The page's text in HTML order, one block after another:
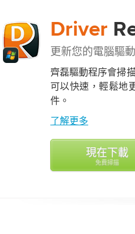
Driver
更新您的電腦驅
齊磊驅動程序會掃
可以快速，輕鬆地
件。
了解更多
現在下載
免費掃描